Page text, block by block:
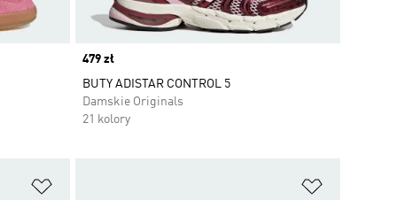
Price
479 zł
BUTY ADISTAR CONTROL 5
Damskie Originals
21 kolory